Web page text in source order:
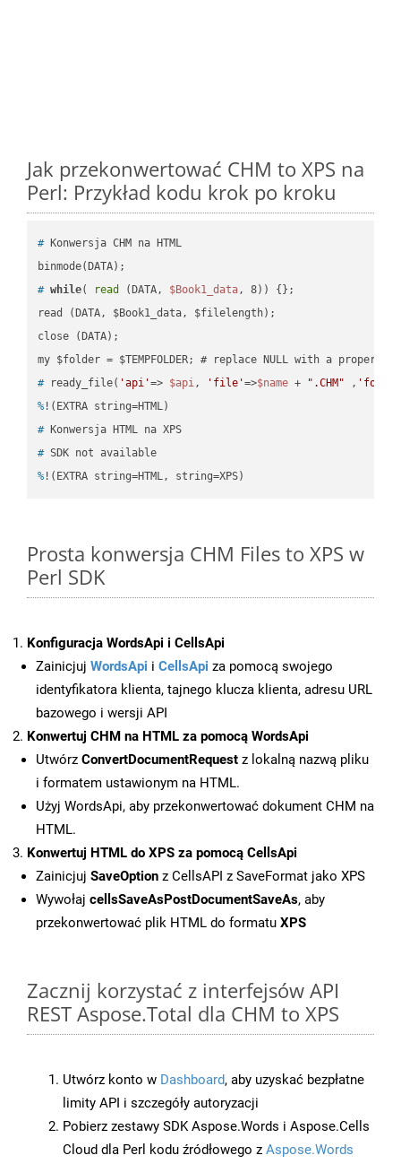
Jak przekonwertować CHM to XPS na
Perl: Przykład kodu krok po kroku
# Konwersja CHM na HTML
# while( read (DATA, $Book1_data, 8)) {};
read (DATA, $Book1_data, $filelength);
close (DATA);
# ready_file( 'api'=> $api, 'file'=>$name + ".CHM" ,
% !(EXTRA string=HTML)
# Konwersja HTML na XPS
# SDK not available
% !(EXTRA string=HTML, string=XPS)
Prosta konwersja CHM Files to XPS w
Perl SDK
Konfiguracja WordsApi i CellsApi
Zainicjuj WordsApi i CellsApi za pomocą swojego
identyfikatora klienta, tajnego klucza klienta, adresu URL
bazowego i wersji API
Konwertuj CHM na HTML za pomocą WordsApi
Utwórz ConvertDocumentRequest z lokalną nazwą pliku
i formatem ustawionym na HTML.
Użyj WordsApi, aby przekonwertować dokument CHM na
HTML.
Konwertuj HTML do XPS za pomocą CellsApi
Zainicjuj SaveOption z CellsAPI z SaveFormat jako XPS
Wywołaj cellsSaveAsPostDocumentSaveAs, aby
przekonwertować plik HTML do formatu XPS
Zacznij korzystać z interfejsów API
REST Aspose.Total dla CHM to XPS
Utwórz konto w Dashboard, aby uzyskać bezpłatne
limity API i szczegóły autoryzacji
Pobierz zestawy SDK Aspose.Words i Aspose.Cells
Cloud dla Perl kodu źródłowego z Aspose.Words